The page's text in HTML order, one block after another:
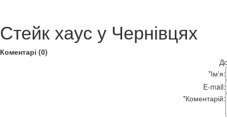
Стейк хаус у Чернівцях
Коментарі (0)
*Ім'я:
E-mail:
*Коментарій: